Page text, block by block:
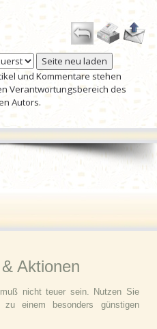
und Kommentare stehen
Verantwortungsbereich des
Autors.
Aktionen
nicht teuer sein. Nutzen Sie
zu einem besonders günstigen